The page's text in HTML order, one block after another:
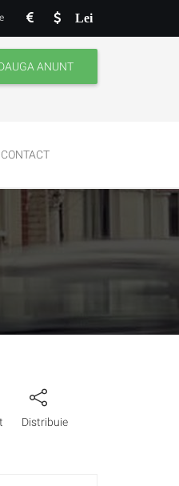
Lei
ANUNT
CONTACT
Distribuie